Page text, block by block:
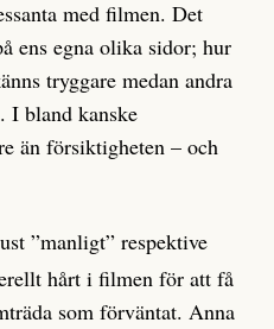
med filmen. Det
ens egna olika sidor; hur
tryggare medan andra
I bland kanske
än försiktigheten – och
”manligt” respektive
hårt i filmen för att få
som förväntat. Anna